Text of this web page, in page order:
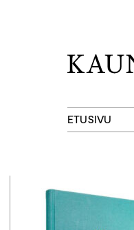
ETUSIVU